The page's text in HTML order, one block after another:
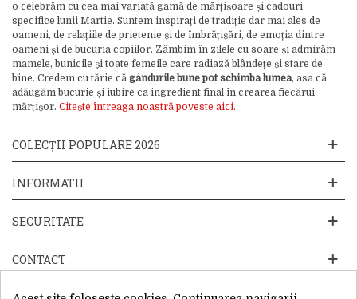
o celebrăm cu cea mai variată gamă de mărțișoare și cadouri
specifice lunii Martie. Suntem inspirați de tradiție dar mai ales de
oameni, de relațiile de prietenie și de îmbrățișări, de emoția dintre
oameni și de bucuria copiilor. Zâmbim în zilele cu soare și admirăm
mamele, bunicile și toate femeile care radiază blândețe și stare de
bine. Credem cu tărie că gândurile bune pot schimba lumea, asa că
adăugăm bucurie și iubire ca ingredient final în crearea fiecărui
mărțișor. Citește întreaga noastră poveste aici.
COLECȚII POPULARE 2026
INFORMATII
SECURITATE
CONTACT